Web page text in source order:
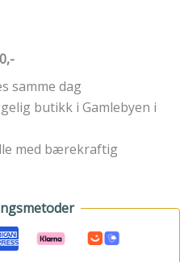
samme dag
butikk i Gamlebyen i
med bærekraftig